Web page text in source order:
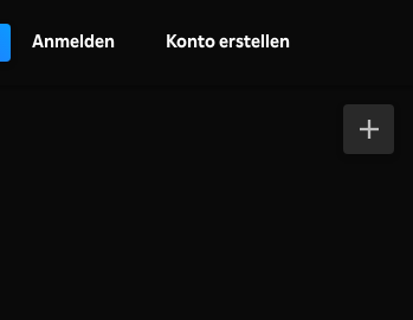
Anmelden Konto erstellen